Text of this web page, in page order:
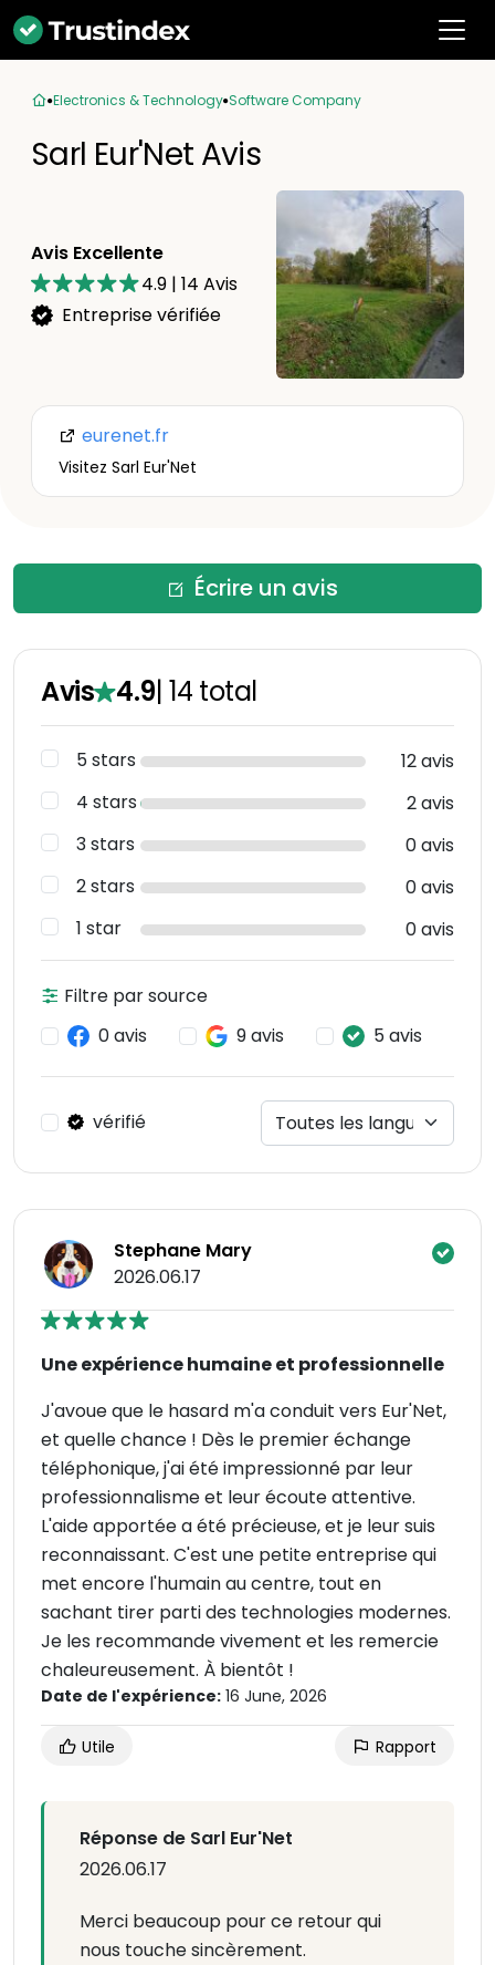
Electronics & Technology Software Company
Sarl Eur'Net Avis
Avis Excellente
4.9 | 14 Avis
Entreprise vérifiée
eurenet.fr
Visitez Sarl Eur'Net
Écrire un avis
Avis 4.9| 14 total
5 stars
12 avis
4 stars
2 avis
3 stars
0 avis
2 stars
0 avis
1 star
0 avis
Filtre par source
0 avis
9 avis 5 avis
vérifié
Stephane Mary
2026.06.17
Une expérience humaine et professionnelle
J'avoue que le hasard m'a conduit vers Eur'Net,
et quelle chance ! Dès le premier échange
téléphonique, j'ai été impressionné par leur
professionnalisme et leur écoute attentive.
L'aide apportée a été précieuse, et je leur suis
reconnaissant. C'est une petite entreprise qui
met encore l'humain au centre, tout en
sachant tirer parti des technologies modernes.
Je les recommande vivement et les remercie
chaleureusement. À bientôt !
Date de l'expérience: 16 June, 2026
Utile Rapport
Réponse de Sarl Eur'Net
2026.06.17
Merci beaucoup pour ce retour qui
nous touche sincèrement.